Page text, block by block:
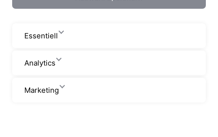
Essentiell
Analytics
Marketing